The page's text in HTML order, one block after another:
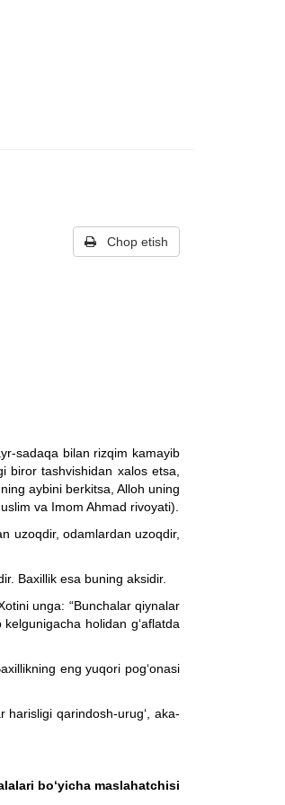
Chop etish
sadaqa bilan rizqim kamayib
biror tashvishidan xalos etsa,
aybini berkitsa, Alloh uning
va Imom Ahmad rivoyati).
uzoqdir, odamlardan uzoqdir,
Baxillik esa buning aksidir.
unga: “Bunchalar qiynalar
holidan g‘aflatda
eng yuqori pog‘onasi
qarindosh-urug‘, aka-
bo‘yicha maslahatchisi